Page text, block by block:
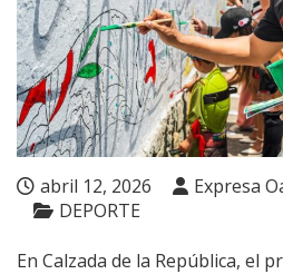
abril 12, 2026
Expresa
DEPORTE
En Calzada de la República, el